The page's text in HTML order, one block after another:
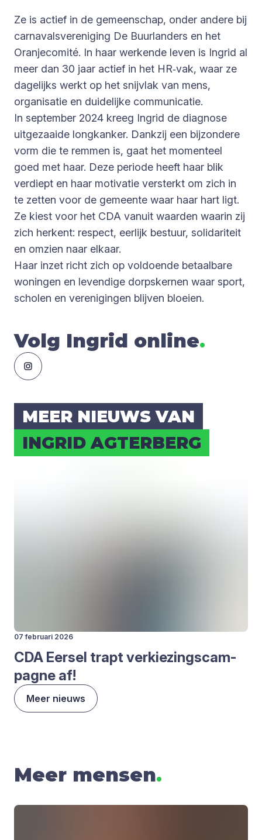
Ze is actief in de gemeenschap, onder andere bij
carnavalsvereniging De Buurlanders en het
Oranjecomité. In haar werkende leven is Ingrid al
meer dan 30 jaar actief in het HR‑vak, waar ze
dagelijks werkt op het snijvlak van mens,
organisatie en duidelijke communicatie.
In september 2024 kreeg Ingrid de diagnose
uitgezaaide longkanker. Dankzij een bijzondere
vorm die te remmen is, gaat het momenteel
goed met haar. Deze periode heeft haar blik
verdiept en haar motivatie versterkt om zich in
te zetten voor de gemeente waar haar hart ligt.
Ze kiest voor het CDA vanuit waarden waarin zij
zich herkent: respect, eerlijk bestuur, solidariteit
en omzien naar elkaar.
Haar inzet richt zich op voldoende betaalbare
woningen en levendige dorpskernen waar sport,
scholen en verenigingen blijven bloeien.
Volg Ingrid online.
MEER NIEUWS VAN
INGRID AGTER­BERG
07 februari 2026
CDA Eer­sel trapt ver­kie­zings­cam­
pag­ne af!
Meer nieuws
Meer mensen.